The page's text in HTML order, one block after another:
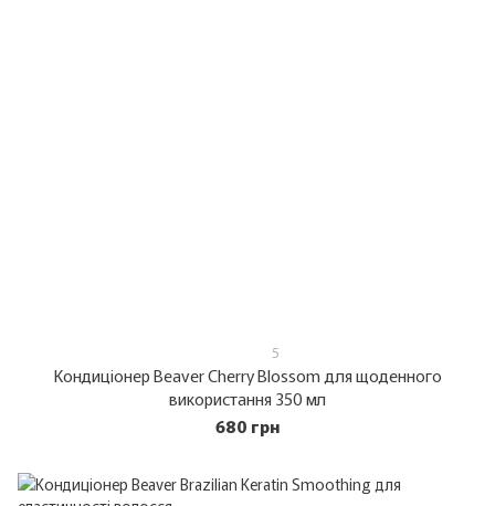
5
Кондиціонер Beaver Cherry Blossom для щоденного
використання 350 мл
680 грн